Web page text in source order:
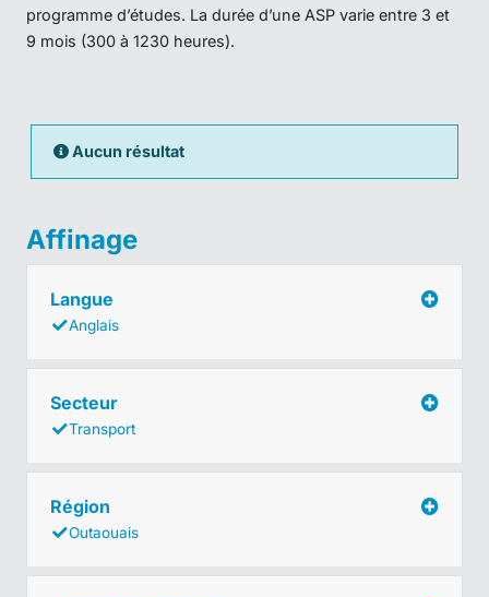
programme d’études. La durée d’une ASP varie entre 3 et
9 mois (300 à 1230 heures).
Aucun résultat
Affinage
Langue
Anglais
Secteur
Transport
Région
Outaouais